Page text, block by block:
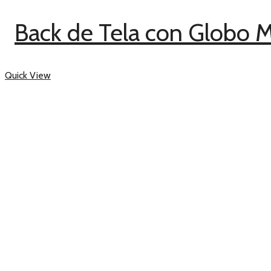
Back de Tela con Globo
Quick View